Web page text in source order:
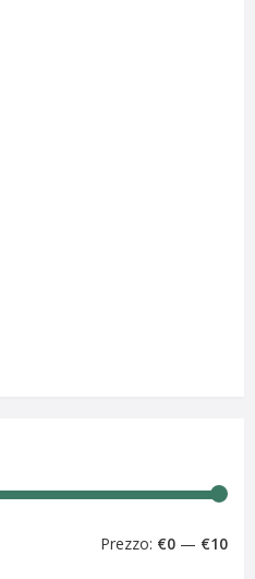
Prezzo: €0 — €10